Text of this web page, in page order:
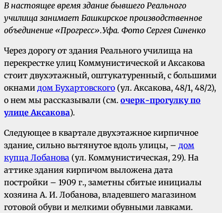
В настоящее время здание бывшего Реального
училища занимает Башкирское производственное
объединение «Прогресс».Уфа. Фото Сергея Синенко
Через дорогу от здания Реального училища на
перекрестке улиц Коммунистической и Аксакова
стоит двухэтажный, оштукатуренный, с большими
окнами дом Бухартовского (ул. Аксакова, 48/1, 48/2),
о нем мы рассказывали (см. очерк-прогулку по
улице Аксакова).
Следующее в квартале двухэтажное кирпичное
здание, сильно вытянутое вдоль улицы, – дом
купца Лобанова (ул. Коммунистическая, 29). На
аттике здания кирпичом выложена дата
постройки – 1909 г., заметны сбитые инициалы
хозяина А. И. Лобанова, владевшего магазином
готовой обуви и мелкими обувными лавками.